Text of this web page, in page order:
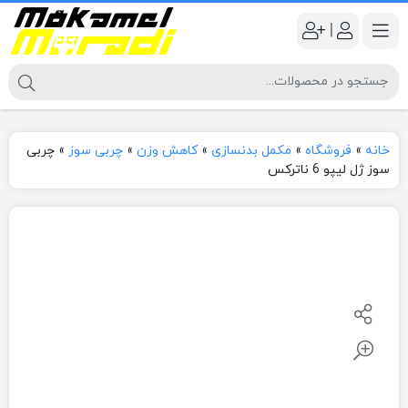
|
خانه » فروشگاه » مکمل بدنسازی »کاهش وزن » چربی سوز » چربی
سوز ژل لیپو 6 ناترکس